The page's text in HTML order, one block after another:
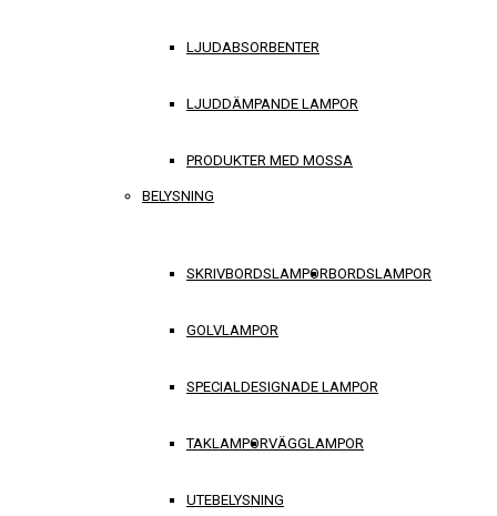
LJUDABSORBENTER
LJUDDÄMPANDE LAMPOR
PRODUKTER MED MOSSA
BELYSNING
SKRIVBORDSLAMPORBORDSLAMPOR
GOLVLAMPOR
SPECIALDESIGNADE LAMPOR
TAKLAMPORVÄGGLAMPOR
UTEBELYSNING